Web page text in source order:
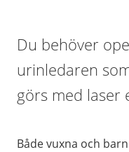
Du behöver
urinledaren
görs med laser
Både vuxna och